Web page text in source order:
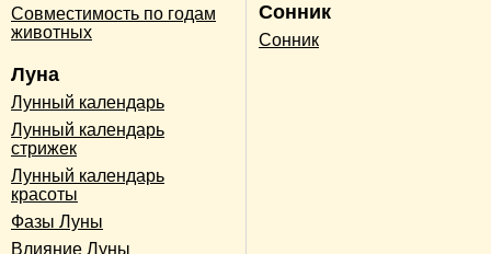
Совместимость по годам
животных
Луна
Лунный календарь
Лунный календарь
стрижек
Лунный календарь
красоты
Фазы Луны
Влияние Луны
Сонник
Сонник